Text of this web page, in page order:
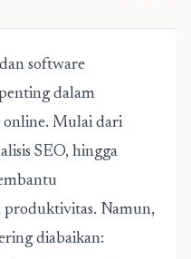
software
dalam
online. Mulai dari
SEO, hingga
produktivitas. Namun,
diabaikan: